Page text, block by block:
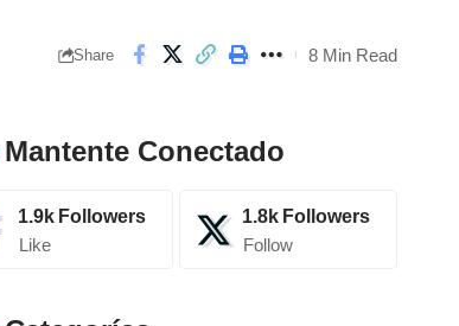
Share 8 Min Read
Mantente Conectado
1.9k Followers
Like
1.8k Followers
Follow